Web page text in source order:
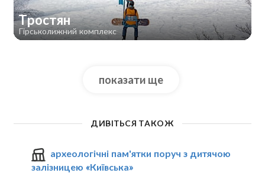
Тростян
Гірськолижний комплекс
показати ще
ДИВІТЬСЯ ТАКОЖ
археологічні пам'ятки поруч з дитячою
залізницею «Київська»